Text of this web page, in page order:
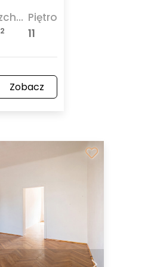
Powierzchnia
2
Piętro
11
Zobacz